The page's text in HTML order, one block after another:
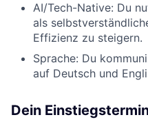
AI/Tech-Native: Du
als
Effizienz zu steigern.
Sprache: Du
auf Deutsch und
Dein